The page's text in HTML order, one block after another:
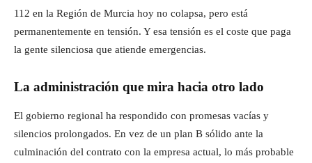
112 en la Región de Murcia hoy no colapsa, pero está
permanentemente en tensión. Y esa tensión es el coste que paga
la gente silenciosa que atiende emergencias.
La administración que mira hacia otro lado
El gobierno regional ha respondido con promesas vacías y
silencios prolongados. En vez de un plan B sólido ante la
culminación del contrato con la empresa actual, lo más probable